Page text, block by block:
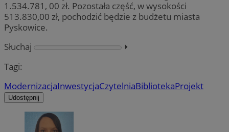
1.534.781, 00 zł. Pozostała część, w wysokości
513.830,00 zł, pochodzić będzie z budżetu miasta
Pyskowice.
Słuchaj
⏵︎
Tagi:
ModernizacjaInwestycjaCzytelniaBibliotekaProjekt
Udostępnij